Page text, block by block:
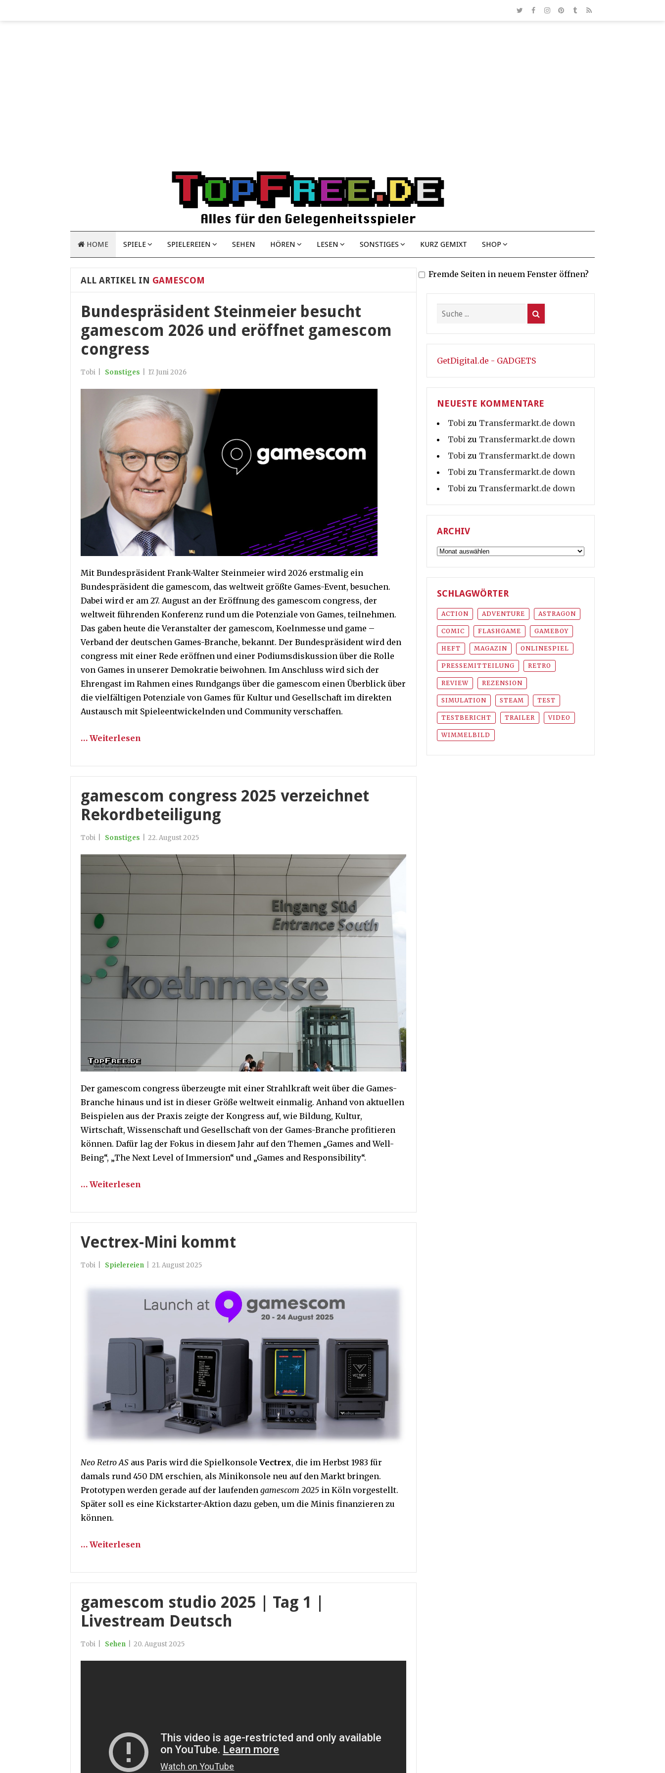
HOME SPIELE SPIELEREIEN SEHEN HÖREN LESEN SONSTIGES KURZ GEMIXT SHOP
ALL ARTIKEL IN GAMESCOM
Bundespräsident Steinmeier besucht
gamescom 2026 und eröffnet gamescom
congress
Tobi Sonstiges 17. Juni 2026
Mit Bundespräsident Frank-Walter Steinmeier wird 2026 erstmalig ein
Bundespräsident die gamescom, das weltweit größte Games-Event, besuchen.
Dabei wird er am 27. August an der Eröffnung des gamescom congress, der
weltweit führenden Konferenz rund um die Potenziale von Games, teilnehmen.
Das gaben heute die Veranstalter der gamescom, Koelnmesse und game –
Verband der deutschen Games-Branche, bekannt. Der Bundespräsident wird den
congress mit einer Rede eröffnen und einer Podiumsdiskussion über die Rolle
von Games in unserer Demokratie beiwohnen. Im Anschluss wird sich der
Ehrengast im Rahmen eines Rundgangs über die gamescom einen Überblick über
die vielfältigen Potenziale von Games für Kultur und Gesellschaft im direkten
Austausch mit Spieleentwickelnden und Community verschaffen.
… Weiterlesen
gamescom congress 2025 verzeichnet
Rekordbeteiligung
Tobi Sonstiges 22. August 2025
Der gamescom congress überzeugte mit einer Strahlkraft weit über die Games-
Branche hinaus und ist in dieser Größe weltweit einmalig. Anhand von aktuellen
Beispielen aus der Praxis zeigte der Kongress auf, wie Bildung, Kultur,
Wirtschaft, Wissenschaft und Gesellschaft von der Games-Branche profitieren
können. Dafür lag der Fokus in diesem Jahr auf den Themen „Games and Well-
Being“, „The Next Level of Immersion“ und „Games and Responsibility“.
… Weiterlesen
Vectrex-Mini kommt
Tobi Spielereien 21. August 2025
Neo Retro AS aus Paris wird die Spielkonsole Vectrex, die im Herbst 1983 für
damals rund 450 DM erschien, als Minikonsole neu auf den Markt bringen.
Prototypen werden gerade auf der laufenden gamescom 2025 in Köln vorgestellt.
Später soll es eine Kickstarter-Aktion dazu geben, um die Minis finanzieren zu
können.
… Weiterlesen
gamescom studio 2025 | Tag 1 |
Livestream Deutsch
Tobi Sehen 20. August 2025
Fremde Seiten in neuem Fenster öffnen?
GetDigital.de - GADGETS
NEUESTE KOMMENTARE
Tobi zu Transfermarkt.de down
Tobi zu Transfermarkt.de down
Tobi zu Transfermarkt.de down
Tobi zu Transfermarkt.de down
Tobi zu Transfermarkt.de down
ARCHIV
Archiv
SCHLAGWÖRTER
ACTION ADVENTURE ASTRAGON
COMIC FLASHGAME GAMEBOY
HEFT MAGAZIN ONLINESPIEL
PRESSEMITTEILUNG RETRO
REVIEW REZENSION
SIMULATION STEAM TEST
TESTBERICHT TRAILER VIDEO
WIMMELBILD